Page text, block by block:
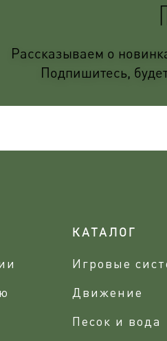
Рассказываем о
Подпишитесь,
КАТАЛОГ
Игровые
Движение
Песок и вода